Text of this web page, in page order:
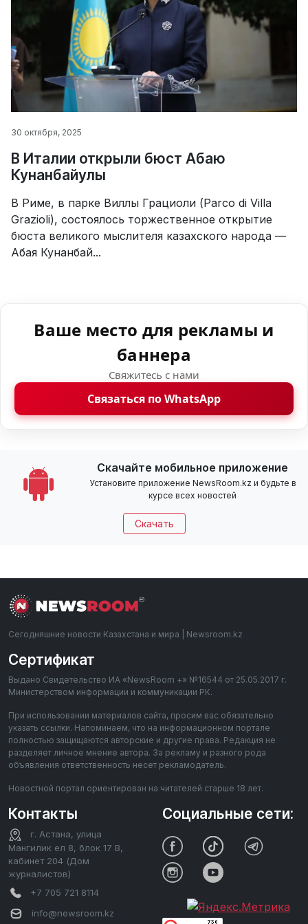
30 октября, 2025
В Италии открыли бюст Абаю
Кунанбайулы
В Риме, в парке Виллы Грациоли (Parco di Villa
Grazioli), состоялось торжественное открытие
бюста великого мыслителя казахского народа —
Абая Кунанбай...
Ваше место для рекламы и
баннера
Свяжитесь с нами
Связаться по WhatsApp
Скачайте мобильное приложение
Установите приложение NewsRoom.kz и будьте в
курсе всех новостей
Скачать
Сегодняшние новости Казахстана и мира | Newsroom.kz
Сертификат
Выдано Свидетельство ИА «NewsRoom +» №16544 от 25.05.2017 г.
Министерством информации и коммуникации РК.
При использовании материалов сайта, просим вас обязательно
указать ссылки. Напоминаем, что на информационном портале
полностью защищаются авторские и другие права. Редакция не
разделяет личное мнение автора. За рекламу и разного рода
объявления ответственность несет рекламодатель.
Новостной портал ориентирован на читателей старше 18 лет.
Контакты
г. Астана, улица
Мангилик ел 8, блок 17 В,
кабинет 204 (Дом
журналистов)
+7 705 721 8114
info@newsroom.kz
Социальные сети: